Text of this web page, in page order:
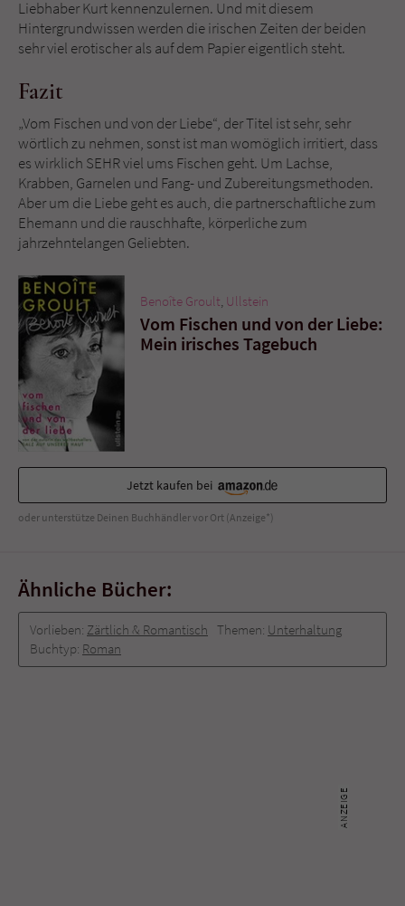
Liebhaber Kurt kennenzulernen. Und mit diesem
Hintergrundwissen werden die irischen Zeiten der beiden
sehr viel erotischer als auf dem Papier eigentlich steht.
Fazit
„Vom Fischen und von der Liebe“, der Titel ist sehr, sehr
wörtlich zu nehmen, sonst ist man womöglich irritiert, dass
es wirklich SEHR viel ums Fischen geht. Um Lachse,
Krabben, Garnelen und Fang- und Zubereitungsmethoden.
Aber um die Liebe geht es auch, die partnerschaftliche zum
Ehemann und die rauschhafte, körperliche zum
jahrzehntelangen Geliebten.
Benoîte Groult, Ullstein
Vom Fischen und von der Liebe:
Mein irisches Tagebuch
Jetzt kaufen bei
oder unterstütze Deinen Buchhändler vor Ort (Anzeige*)
Ähnliche Bücher:
Vorlieben: Zärtlich & Romantisch Themen: Unterhaltung
Buchtyp: Roman